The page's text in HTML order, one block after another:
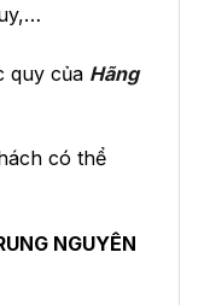
quy của Hãng
có thể
NGUYÊN